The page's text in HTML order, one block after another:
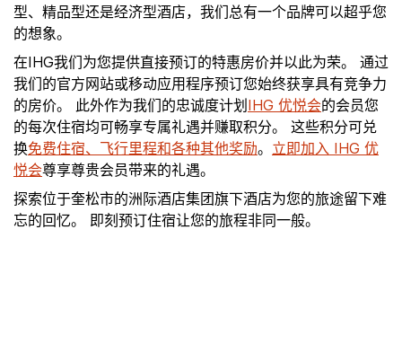
型、精品型还是经济型酒店，我们总有一个品牌可以超乎您
的想象。
在IHG我们为您提供直接预订的特惠房价并以此为荣。 通过
我们的官方网站或移动应用程序预订您始终获享具有竞争力
的房价。 此外作为我们的忠诚度计划IHG 优悦会的会员您
的每次住宿均可畅享专属礼遇并赚取积分。 这些积分可兑
换免费住宿、飞行里程和各种其他奖励。 立即加入 IHG 优
悦会尊享尊贵会员带来的礼遇。
探索位于奎松市的洲际酒店集团旗下酒店为您的旅途留下难
忘的回忆。 即刻预订住宿让您的旅程非同一般。